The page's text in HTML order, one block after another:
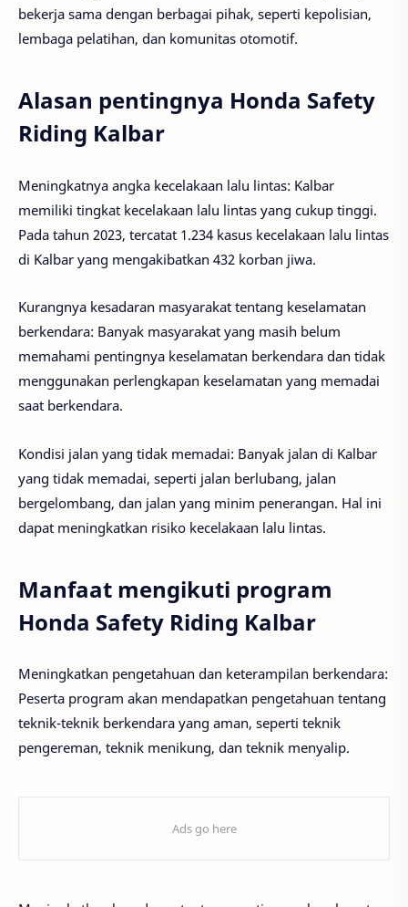
bekerja sama dengan berbagai pihak, seperti kepolisian,
lembaga pelatihan, dan komunitas otomotif.
Alasan pentingnya Honda Safety
Riding Kalbar
Meningkatnya angka kecelakaan lalu lintas: Kalbar
memiliki tingkat kecelakaan lalu lintas yang cukup tinggi.
Pada tahun 2023, tercatat 1.234 kasus kecelakaan lalu lintas
di Kalbar yang mengakibatkan 432 korban jiwa.
Kurangnya kesadaran masyarakat tentang keselamatan
berkendara: Banyak masyarakat yang masih belum
memahami pentingnya keselamatan berkendara dan tidak
menggunakan perlengkapan keselamatan yang memadai
saat berkendara.
Kondisi jalan yang tidak memadai: Banyak jalan di Kalbar
yang tidak memadai, seperti jalan berlubang, jalan
bergelombang, dan jalan yang minim penerangan. Hal ini
dapat meningkatkan risiko kecelakaan lalu lintas.
Manfaat mengikuti program
Honda Safety Riding Kalbar
Meningkatkan pengetahuan dan keterampilan berkendara:
Peserta program akan mendapatkan pengetahuan tentang
teknik-teknik berkendara yang aman, seperti teknik
pengereman, teknik menikung, dan teknik menyalip.